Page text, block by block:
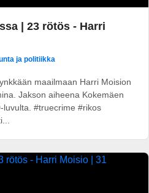
| 23 rötös - Harri
ja politiikka
maailmaan Harri Moision
Jakson aiheena Kokemäen
#truecrime #rikos